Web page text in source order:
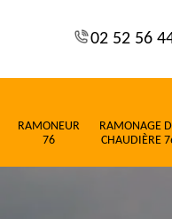
02 52 56
RAMONEUR
76
RAMONAGE
CHAUDIÈRE